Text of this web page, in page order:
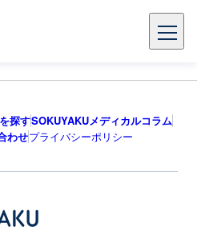
探すSOKUYAKUメディカルコラム
わせプライバシーポリシー